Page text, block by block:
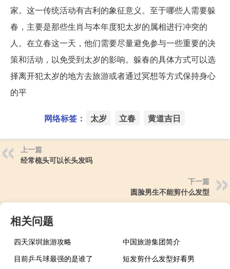
家。这一传统活动有吉利的象征意义。至于哪些人需要躲
春，主要是那些生肖与本年度犯太岁的属相进行冲突的
人。在立春这一天，他们需要尽量避免参与一些重要的决
策和活动，以免受到太岁的影响。躲春的具体方式可以选
择离开犯太岁的地方去旅游或者通过冥想等方式保持身心
的平
网络标签： 太岁 立春 黄道吉日
上一篇
经常梳头可以长头发吗
下一篇
圆脸男生不能剪什么发型
相关问题
四天深圳旅游攻略
中国旅游集团简介
目前乒乓球最强的是谁了
短发剪什么发型好看男